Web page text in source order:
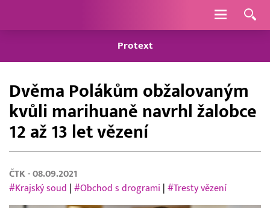
Navigace
Protext
Dvěma Polákům obžalovaným
kvůli marihuaně navrhl žalobce
12 až 13 let vězení
ČTK - 08.09.2021
#Krajský soud
#Obchod s drogrami #Tresty vězení